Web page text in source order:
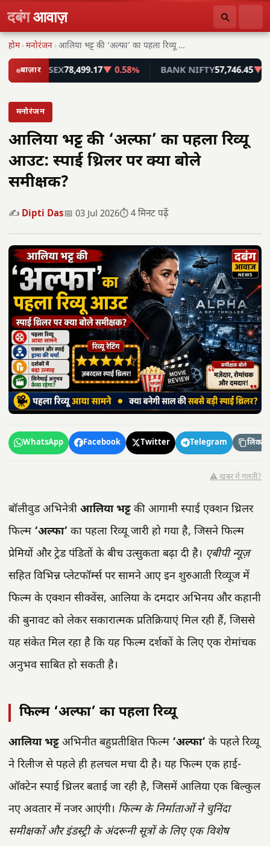
दबंगआवाज़
होम ›मनोरंजन › आलिया भट्ट की ‘अल्फा’ का पहला रिव्यू आउट:…
बाज़ार
SENSEX78,499.17▼ 0.58% BANK NIFTY57,746.45▼ 0.55%
मनोरंजन
आलिया भट्ट की ‘अल्फा’ का पहला रिव्यू
आउट: स्पाई थ्रिलर पर क्या बोले
समीक्षक?
✍️ Dipti Das📅 03 Jul 2026⏱️ 4 मिनट पढ़ें
WhatsApp Facebook Twitter Telegram लिंक
⚠️ खबर में गलती?
बॉलीवुड अभिनेत्री आलिया भट्ट की आगामी स्पाई एक्शन थ्रिलर
फिल्म ‘अल्फा’ का पहला रिव्यू जारी हो गया है, जिसने फिल्म
प्रेमियों और ट्रेड पंडितों के बीच उत्सुकता बढ़ा दी है। एबीपी न्यूज़
सहित विभिन्न प्लेटफॉर्म्स पर सामने आए इन शुरुआती रिव्यूज में
फिल्म के एक्शन सीक्वेंस, आलिया के दमदार अभिनय और कहानी
की बुनावट को लेकर सकारात्मक प्रतिक्रियाएं मिल रही हैं, जिससे
यह संकेत मिल रहा है कि यह फिल्म दर्शकों के लिए एक रोमांचक
अनुभव साबित हो सकती है।
फिल्म ‘अल्फा’ का पहला रिव्यू
आलिया भट्ट अभिनीत बहुप्रतीक्षित फिल्म ‘अल्फा’ के पहले रिव्यू
ने रिलीज से पहले ही हलचल मचा दी है। यह फिल्म एक हाई-
ऑक्टेन स्पाई थ्रिलर बताई जा रही है, जिसमें आलिया एक बिल्कुल
नए अवतार में नजर आएंगी। फिल्म के निर्माताओं ने चुनिंदा
समीक्षकों और इंडस्ट्री के अंदरूनी सूत्रों के लिए एक विशेष